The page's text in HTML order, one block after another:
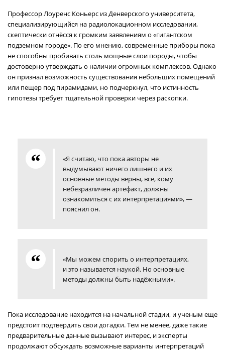
Профессор Лоуренс Коньерс из Денверского университета,
специализирующийся на радиолокационном исследовании,
скептически отнёсся к громким заявлениям о «гигантском
подземном городе». По его мнению, современные приборы пока
не способны пробивать столь мощные слои породы, чтобы
достоверно утверждать о наличии огромных комплексов. Однако
он признал возможность существования небольших помещений
или пещер под пирамидами, но подчеркнул, что истинность
гипотезы требует тщательной проверки через раскопки.
«Я считаю, что пока авторы не
выдумывают ничего лишнего и их
основные методы верны, все, кому
небезразличен артефакт, должны
ознакомиться с их интерпретациями», —
пояснил он.
«Мы можем спорить о интерпретациях,
и это называется наукой. Но основные
методы должны быть надёжными».
Пока исследование находится на начальной стадии, и ученым еще
предстоит подтвердить свои догадки. Тем не менее, даже такие
предварительные данные вызывают интерес, и эксперты
продолжают обсуждать возможные варианты интерпретаций